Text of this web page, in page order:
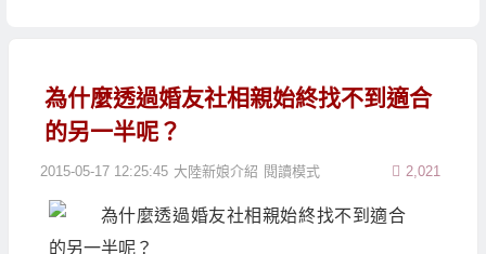
為什麼透過婚友社相親始終找不到適合
的另一半呢？
2015-05-17 12:25:45 大陸新娘介紹 2,021
閱讀模式